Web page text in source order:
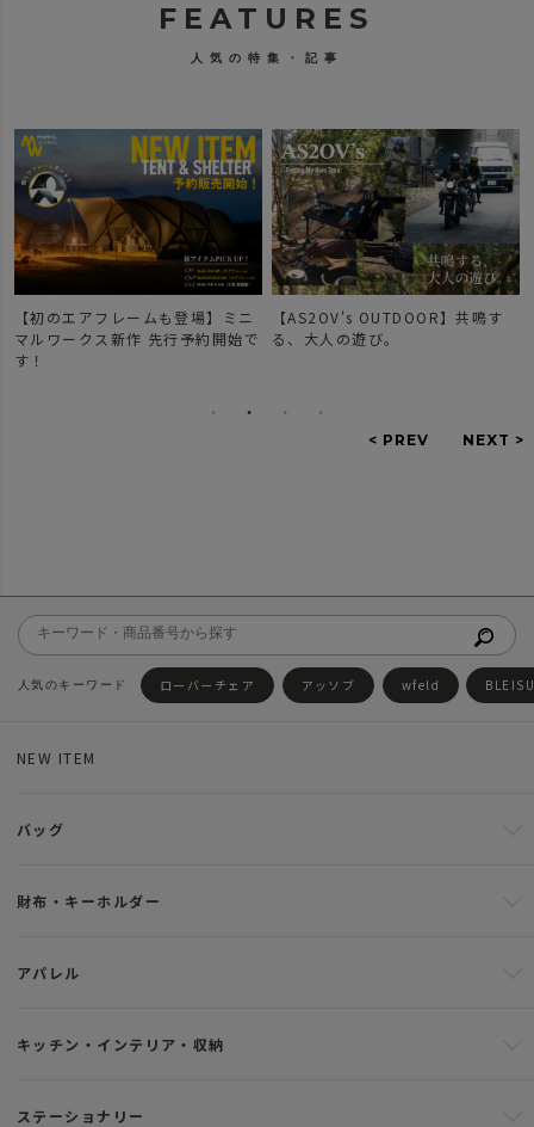
FEATURES
人気の特集・記事
【初のエアフレームも登場】ミニ
マルワークス新作 先行予約開始で
す！
【AS2OV's OUTDOOR】共鳴す
る、大人の遊び。
ローバーチェア アッソブ wfeld
NEW ITEM
バッグ
財布・キーホルダー
アパレル
キッチン・インテリア・収納
ステーショナリー